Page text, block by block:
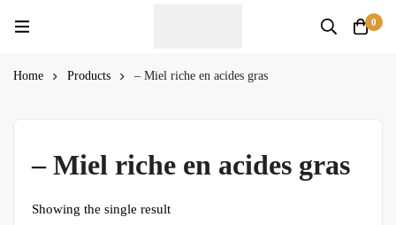
0
Home Products – Miel riche en acides gras
– Miel riche en acides gras
Showing the single result